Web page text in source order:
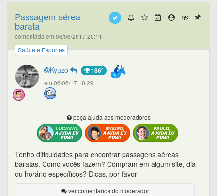
Passagem aérea
barata
comentada em 06/06/2017 20:11
Saúde e Esportes
Kyuzo 186º
em 06/06/17 10:29
peça ajuda aos moderadores
Tenho dificuldades para encontrar passagens aéreas
baratas. Como vocês fazem? Compram em algum site, dia
ou horário específicos? Dicas, por favor
ver comentários do moderador